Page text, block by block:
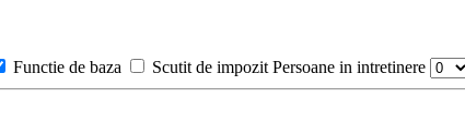
Functie de baza Scutit de impozit Persoane in intretinere